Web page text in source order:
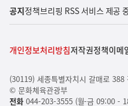
공지정책브리핑 RSS 서비스 제공
개인정보처리방침저작권정책이메
(30119) 세종특별자치시 갈매로 388
© 문화체육관광부
전화044-203-3555 (월-금 09:00 -